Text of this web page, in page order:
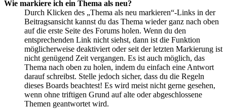
Wie markiere ich ein Thema als neu?
Durch Klicken des „Thema als neu markieren“-Links in der
Beitragsansicht kannst du das Thema wieder ganz nach oben
auf die erste Seite des Forums holen. Wenn du den
entsprechenden Link nicht siehst, dann ist die Funktion
möglicherweise deaktiviert oder seit der letzten Markierung ist
nicht genügend Zeit vergangen. Es ist auch möglich, das
Thema nach oben zu holen, indem du einfach eine Antwort
darauf schreibst. Stelle jedoch sicher, dass du die Regeln
dieses Boards beachtest! Es wird meist nicht gerne gesehen,
wenn ohne triftigen Grund auf alte oder abgeschlossene
Themen geantwortet wird.